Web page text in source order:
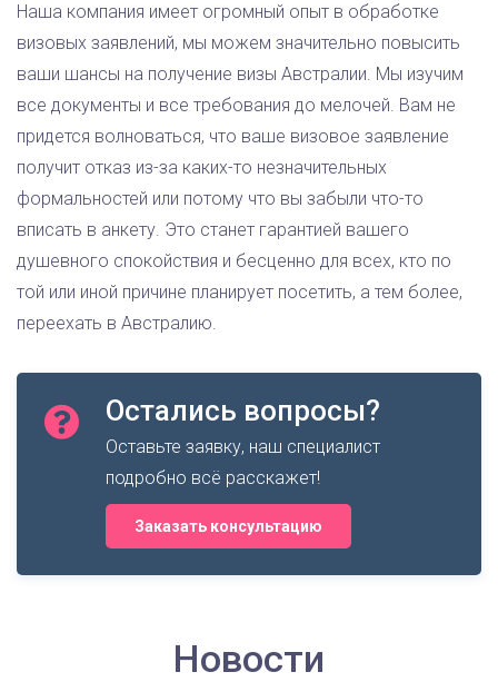
Наша компания имеет огромный опыт в обработке
визовых заявлений, мы можем значительно повысить
ваши шансы на получение визы Австралии. Мы изучим
все документы и все требования до мелочей. Вам не
придется волноваться, что ваше визовое заявление
получит отказ из-за каких-то незначительных
формальностей или потому что вы забыли что-то
вписать в анкету. Это станет гарантией вашего
душевного спокойствия и бесценно для всех, кто по
той или иной причине планирует посетить, а тем более,
переехать в Австралию.
Остались вопросы?
Оставьте заявку, наш специалист
подробно всё расскажет!
Заказать консультацию
Новости